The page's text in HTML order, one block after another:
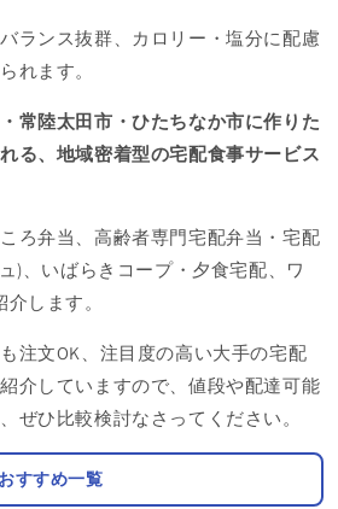
ランス抜群、 カロリー・塩分に配慮
れます。
常陸太田市・ひたちなか市に作りた
る、地域密着型の宅配食事サービス
ろ弁当、高齢者専門宅配弁当・宅配
)、いばらきコープ・夕食宅配、 ワ
します。
注文OK、注目度の高い大手の宅配
介していますので、 値段や配達可能
ぜひ比較検討なさってください。
すすめ一覧